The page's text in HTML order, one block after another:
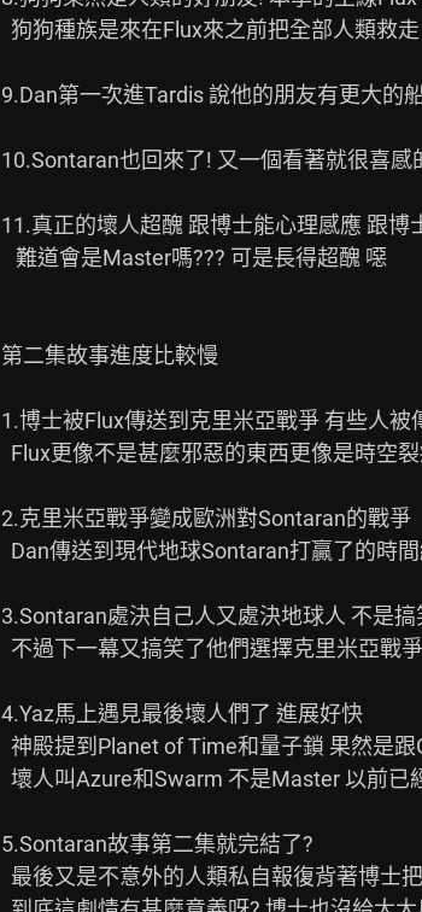
9.Dan第一次進Tardis 說他的朋友有更大的
10.Sontaran也回來了! 又一個看著就很喜感
11.真正的壞人超醜 跟博士能心理感應 跟
第二集故事進度比較慢
1.博士被Flux傳送到克里米亞戰爭 有些人被
2.克里米亞戰爭變成歐洲對Sontaran的戰爭
3.Sontaran處決自己人又處決地球人 不是
4.Yaz馬上遇見最後壞人們了 進展好快
5.Sontaran故事第二集就完結了?